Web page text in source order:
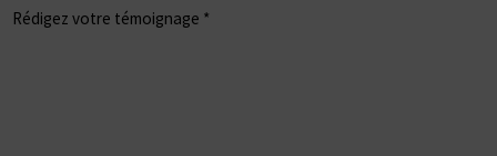
Rédigez votre témoignage *